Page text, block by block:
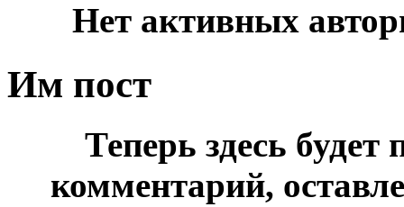
Нет активных
Им пост
Теперь здесь будет
комментарий,